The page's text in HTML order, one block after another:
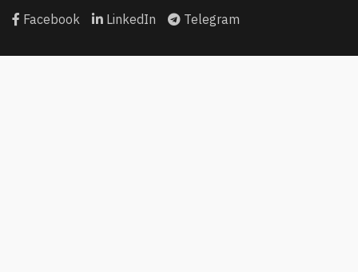
Facebook LinkedIn Telegram